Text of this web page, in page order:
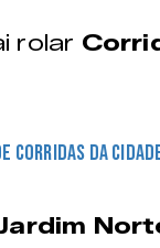
rolar
corridas da